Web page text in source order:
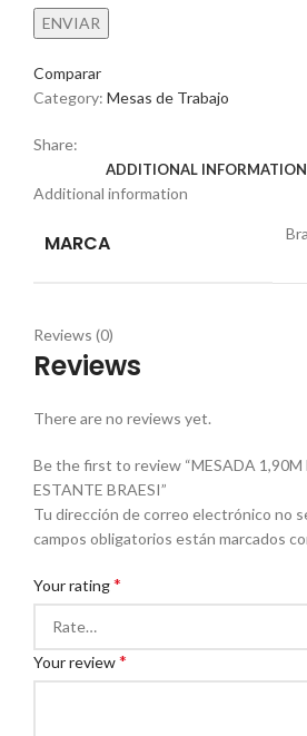
Comparar
Category: Mesas de Trabajo
Share:
ADDITIONAL INFORMATION
Additional information
MARCA
Reviews (0)
Reviews
There are no reviews yet.
Be the first to review “MESADA 1,90M
ESTANTE BRAESI”
Tu dirección de correo electrónico no
campos obligatorios están marcados
Your rating*
Your review*